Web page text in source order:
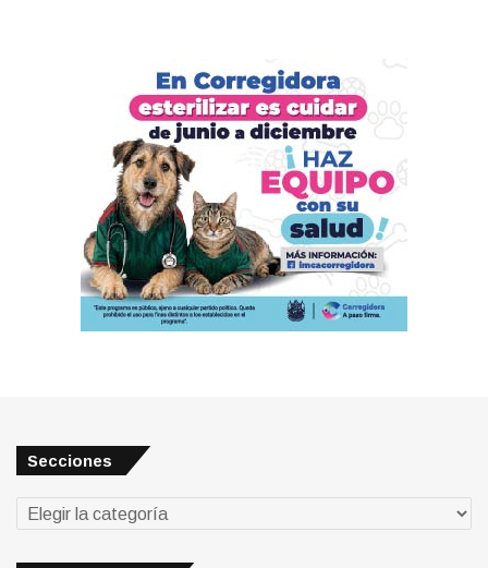
Secciones
Secciones